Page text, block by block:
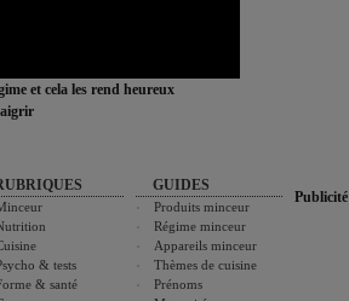
et cela les rend heureux
& tests
& santé
GUIDES
Produits minceur
Régime minceur
Appareils minceur
Thèmes de cuisine
Prénoms
Publicité